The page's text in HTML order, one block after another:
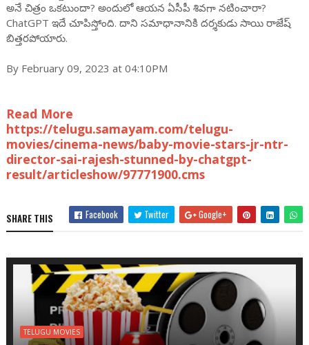
అనే చిత్రం ఒకటుందా? అందులో ఆయన ఏసీపీ శివగా నటించారా?
ChatGPT ఇదే చూపిస్తోంది. దాని సమాధానానికి దర్శకుడు సాయి రాజేష్
బిత్తరపోయారు.
By February 09, 2023 at 04:10PM
Read More
https://telugu.samayam.com/telugu-
movies/cinema-news/baby-movie-stars-jr-ntr-
director-sai-rajesh-stunned-by-chatgpt-
result/articleshow/97771900.cms
SHARE THIS Facebook Twitter Google+
TELUGU MOVIES